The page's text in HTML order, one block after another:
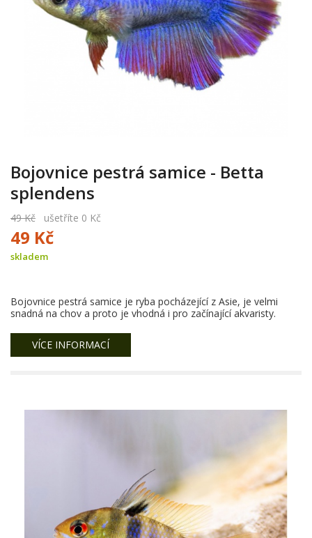
Bojovnice pestrá samice - Betta
splendens
49 Kč ušetříte 0 Kč
49 Kč
skladem
Bojovnice pestrá samice je ryba pocházející z Asie, je velmi
snadná na chov a proto je vhodná i pro začínající akvaristy.
VÍCE INFORMACÍ